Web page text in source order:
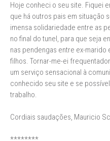
Hoje conheci o seu site. Fiquei
que há outros pais em situação
imensa solidariedade entre as
no final do tunel, para que seja
nas pendengas entre ex-marido
filhos. Tornar-me-ei
um serviço sensacional à
conhecido seu site e se
trabalho.
Cordiais saudações, Mauricio